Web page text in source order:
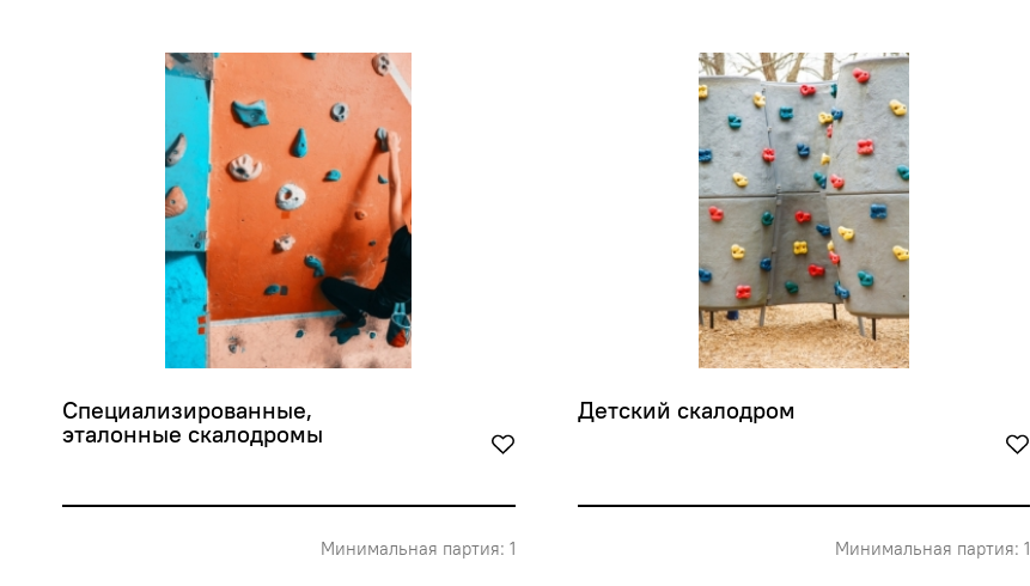
Специализированные,
эталонные скалодромы
Минимальная партия: 1
Детский скалодром
Минимальная партия: 1